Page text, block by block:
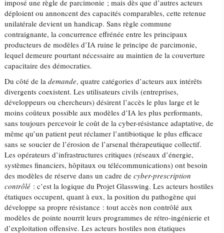
imposé une règle de parcimonie ; mais dès que d’autres acteurs
déploient ou annoncent des capacités comparables, cette retenue
unilatérale devient un handicap. Sans règle commune
contraignante, la concurrence effrénée entre les principaux
producteurs de modèles d’IA ruine le principe de parcimonie,
lequel demeure pourtant nécessaire au maintien de la couverture
capacitaire des démocraties.
Du côté de lademande, quatre catégories d’acteurs aux intérêts
divergents coexistent. Les utilisateurs civils (entreprises,
développeurs ou chercheurs) désirent l’accès le plus large et le
moins coûteux possible aux modèles d’IA les plus performants,
sans toujours percevoir le coût de la cyber-résistance adaptative, de
même qu’un patient peut réclamer l’antibiotique le plus efficace
sans se soucier de l’érosion de l’arsenal thérapeutique collectif.
Les opérateurs d’infrastructures critiques (réseaux d’énergie,
systèmes financiers, hôpitaux ou télécommunications) ont besoin
des modèles de réserve dans un cadre decyber-prescription
contrôlé : c’est la logique du Projet Glasswing. Les acteurs hostiles
étatiques occupent, quant à eux, la position du pathogène qui
développe sa propre résistance : tout accès non contrôlé aux
modèles de pointe nourrit leurs programmes de rétro-ingénierie et
d’exploitation offensive. Les acteurs hostiles non étatiques